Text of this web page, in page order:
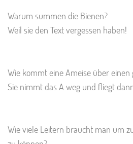
Warum summen die Bienen?
Weil sie den Text vergessen haben!
Wie kommt eine Ameise über
Sie nimmt das A weg und fliegt
Wie viele Leitern braucht man um